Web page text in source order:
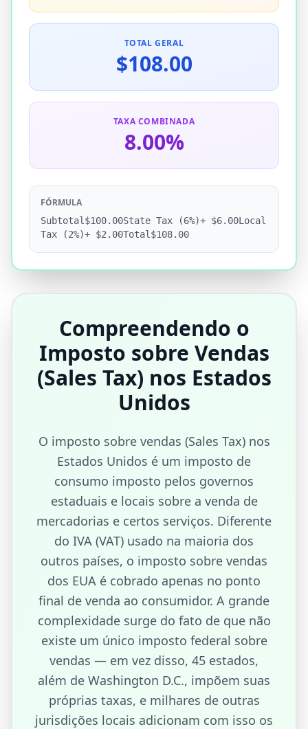
TOTAL GERAL
$108.00
TAXA COMBINADA
8.00%
FÓRMULA
Subtotal$100.00State Tax (6%)+ $6.00Local
Tax (2%)+ $2.00Total$108.00
Compreendendo o
Imposto sobre Vendas
(Sales Tax) nos Estados
Unidos
O imposto sobre vendas (Sales Tax) nos
Estados Unidos é um imposto de
consumo imposto pelos governos
estaduais e locais sobre a venda de
mercadorias e certos serviços. Diferente
do IVA (VAT) usado na maioria dos
outros países, o imposto sobre vendas
dos EUA é cobrado apenas no ponto
final de venda ao consumidor. A grande
complexidade surge do fato de que não
existe um único imposto federal sobre
vendas — em vez disso, 45 estados,
além de Washington D.C., impõem suas
próprias taxas, e milhares de outras
jurisdições locais adicionam com isso os